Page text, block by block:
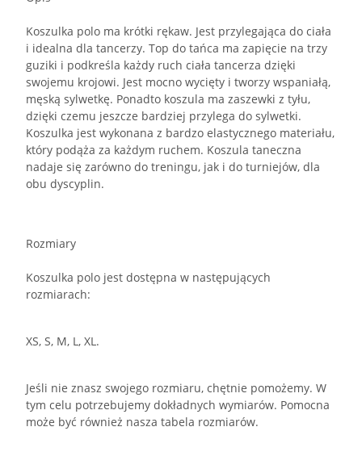
Koszulka polo ma krótki rękaw. Jest przylegająca do ciała
i idealna dla tancerzy. Top do tańca ma zapięcie na trzy
guziki i podkreśla każdy ruch ciała tancerza dzięki
swojemu krojowi. Jest mocno wycięty i tworzy wspaniałą,
męską sylwetkę. Ponadto koszula ma zaszewki z tyłu,
dzięki czemu jeszcze bardziej przylega do sylwetki.
Koszulka jest wykonana z bardzo elastycznego materiału,
który podąża za każdym ruchem. Koszula taneczna
nadaje się zarówno do treningu, jak i do turniejów, dla
obu dyscyplin.
Rozmiary
Koszulka polo jest dostępna w następujących
rozmiarach:
XS, S, M, L, XL.
Jeśli nie znasz swojego rozmiaru, chętnie pomożemy. W
tym celu potrzebujemy dokładnych wymiarów. Pomocna
może być również nasza tabela rozmiarów.